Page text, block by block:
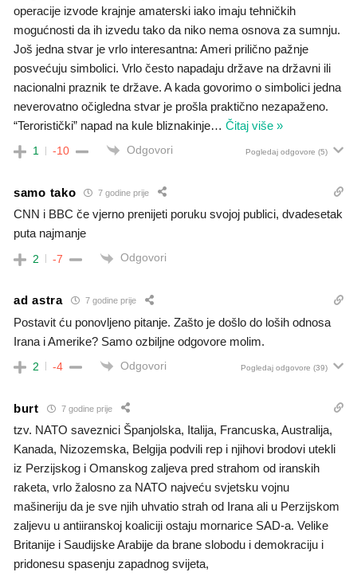
operacije izvode krajnje amaterski iako imaju tehničkih
mogućnosti da ih izvedu tako da niko nema osnova za sumnju.
Još jedna stvar je vrlo interesantna: Ameri prilično pažnje
posvećuju simbolici. Vrlo često napadaju države na državni ili
nacionalni praznik te države. A kada govorimo o simbolici jedna
neverovatno očigledna stvar je prošla praktično nezapaženo.
“Teroristički” napad na kule bliznakinje… Čitaj više »
1 -10 Odgovori Pogledaj odgovore (5)
samo tako 7 godine prije
CNN i BBC če vjerno prenijeti poruku svojoj publici, dvadesetak
puta najmanje
2 -7 Odgovori
ad astra 7 godine prije
Postavit ću ponovljeno pitanje. Zašto je došlo do loših odnosa
Irana i Amerike? Samo ozbiljne odgovore molim.
2 -4 Odgovori Pogledaj odgovore (39)
burt 7 godine prije
tzv. NATO saveznici Španjolska, Italija, Francuska, Australija,
Kanada, Nizozemska, Belgija podvili rep i njihovi brodovi utekli
iz Perzijskog i Omanskog zaljeva pred strahom od iranskih
raketa, vrlo žalosno za NATO najveću svjetsku vojnu
mašineriju da je sve njih uhvatio strah od Irana ali u Perzijskom
zaljevu u antiiranskoj koaliciji ostaju mornarice SAD-a. Velike
Britanije i Saudijske Arabije da brane slobodu i demokraciju i
pridonesu spasenju zapadnog svijeta,